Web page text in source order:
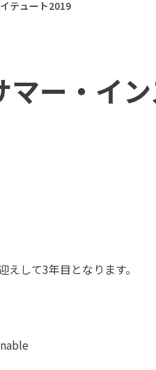
テュート2019
ー・イ
して3年目となります。